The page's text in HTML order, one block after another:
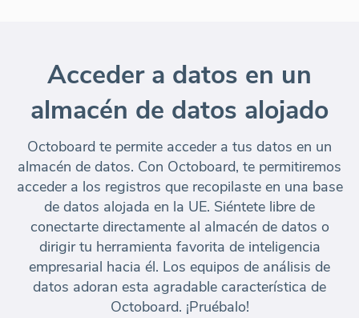
Acceder a datos en un
almacén de datos alojado
Octoboard te permite acceder a tus datos en un
almacén de datos. Con Octoboard, te permitiremos
acceder a los registros que recopilaste en una base
de datos alojada en la UE. Siéntete libre de
conectarte directamente al almacén de datos o
dirigir tu herramienta favorita de inteligencia
empresarial hacia él. Los equipos de análisis de
datos adoran esta agradable característica de
Octoboard. ¡Pruébalo!